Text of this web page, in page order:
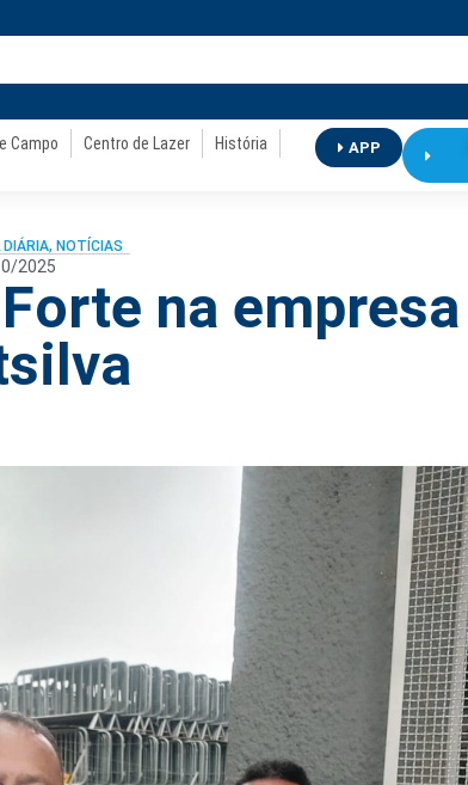
Campo Centro de Lazer
História
APP
DIÁRIA, NOTÍCIAS
2025
na empresa